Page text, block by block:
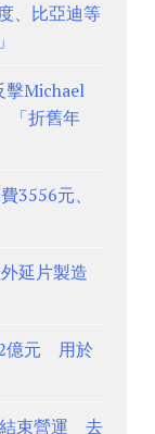
、比亞迪等
Michael
「折舊年
3556元、
延片製造
億元 用於
結束營運 去